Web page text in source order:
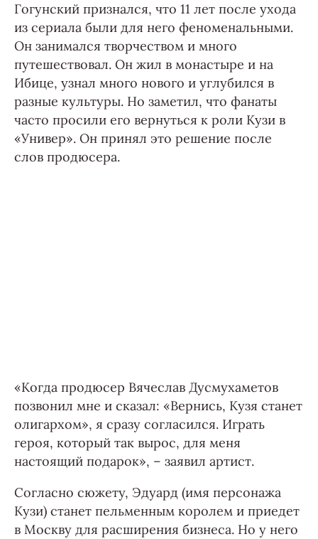
Гогунский признался, что 11 лет после ухода
из сериала были для него феноменальными.
Он занимался творчеством и много
путешествовал. Он жил в монастыре и на
Ибице, узнал много нового и углубился в
разные культуры. Но заметил, что фанаты
часто просили его вернуться к роли Кузи в
«Универ». Он принял это решение после
слов продюсера.
«Когда продюсер Вячеслав Дусмухаметов
позвонил мне и сказал: «Вернись, Кузя станет
олигархом», я сразу согласился. Играть
героя, который так вырос, для меня
настоящий подарок», – заявил артист.
Согласно сюжету, Эдуард (имя персонажа
Кузи) станет пельменным королем и приедет
в Москву для расширения бизнеса. Но у него